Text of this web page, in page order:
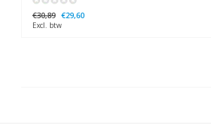
€30,89 €29,60
Excl. btw